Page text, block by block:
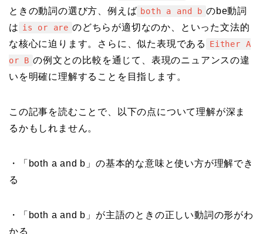
ときの動詞の選び方、例えば both a and b のbe動詞
は is or are のどちらが適切なのか、といった文法的
な核心に迫ります。さらに、似た表現である
Either A
or B の例文との比較を通じて、表現のニュアンスの違
いを明確に理解することを目指します。
この記事を読むことで、以下の点について理解が深ま
るかもしれません。
・「both a and b」の基本的な意味と使い方が理解でき
る
・「both a and b」が主語のときの正しい動詞の形がわ
かる